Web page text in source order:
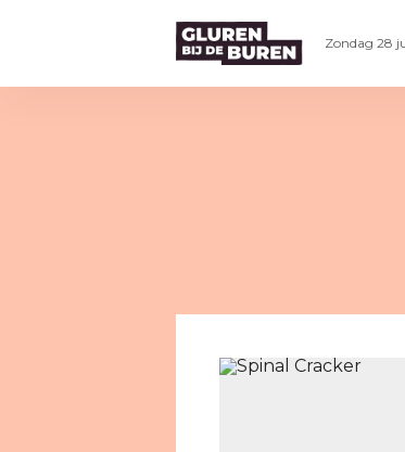
Zondag 28